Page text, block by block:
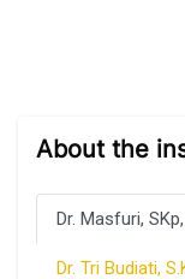
About the
Dr. Masfuri,
Dr. Tri Budiati,